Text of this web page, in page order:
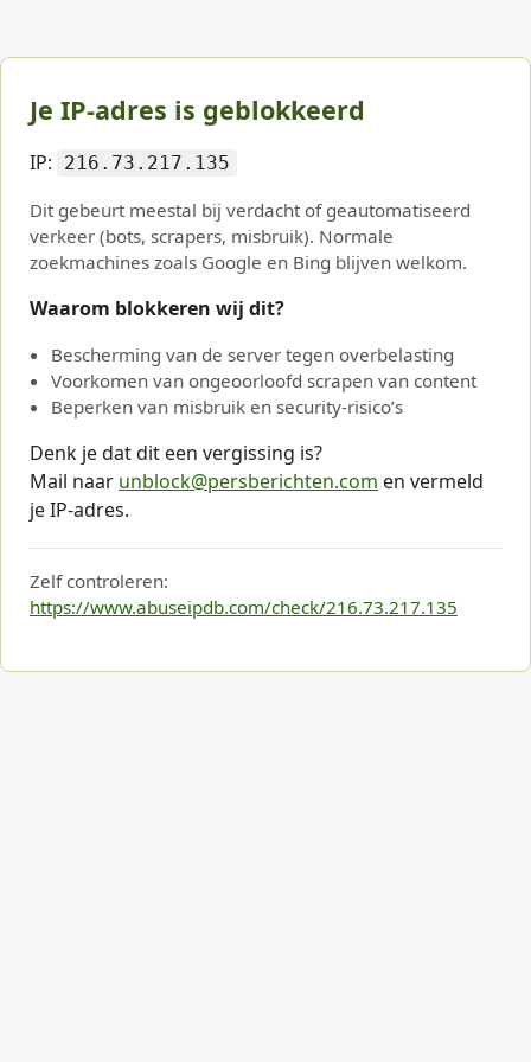
Je IP-adres is geblokkeerd
IP: 216.73.217.135
Dit gebeurt meestal bij verdacht of geautomatiseerd
verkeer (bots, scrapers, misbruik). Normale
zoekmachines zoals Google en Bing blijven welkom.
Waarom blokkeren wij dit?
Bescherming van de server tegen overbelasting
Voorkomen van ongeoorloofd scrapen van content
Beperken van misbruik en security-risico’s
Denk je dat dit een vergissing is?
Mail naar unblock@persberichten.com en vermeld
je IP-adres.
Zelf controleren:
https://www.abuseipdb.com/check/216.73.217.135